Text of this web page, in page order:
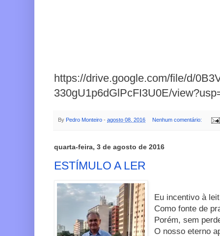
https://drive.google.com/file/d/
330gU1p6dGlPcFI3U0E/
By Pedro Monteiro - agosto 08, 2016 Nenhum comentário:
quarta-feira, 3 de agosto de 2016
ESTÍMULO A LER
Eu incentivo à
Como fonte de
Porém, sem
O nosso eterno